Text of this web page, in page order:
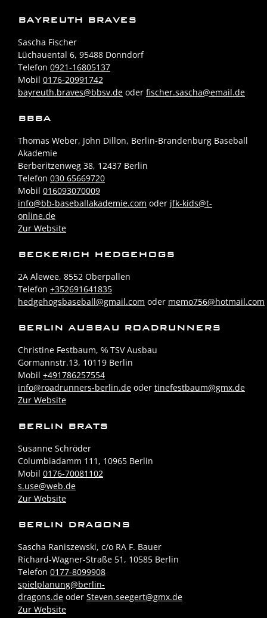
BAYREUTH BRAVES
Sascha Fischer
Lüchauental 6, 95488 Donndorf
Telefon 0921-16805137
Mobil 0176-20991742
bayreuth.braves@bbsv.de oder fischer.sascha@email.de
BBBA
Thomas Weber, John Dillon, Berlin-Brandenburg Baseball
Akademie
Berberitzenweg 38, 12437 Berlin
Telefon 030 65669720
Mobil 016093070009
info@bb-baseballakademie.com oder jfk-kids@t-
online.de
Zur Website
BECKERICH HEDGEHOGS
2A Alewee, 8552 Oberpallen
Telefon +352691641835
hedgehogsbaseball@gmail.com oder memo756@hotmail.com
BERLIN AUSBAU ROADRUNNERS
Christine Festbaum, ℅ TSV Ausbau
Gormannstr.13, 10119 Berlin
Mobil +491786257554
info@roadrunners-berlin.de oder tinefestbaum@gmx.de
Zur Website
BERLIN BRATS
Susanne Schröder
Columbiadamm 111, 10965 Berlin
Mobil 0176-70081102
s.use@web.de
Zur Website
BERLIN DRAGONS
Sascha Raniszewski, c/o RA F. Bauer
Richard-Wagner-Straße 51, 10585 Berlin
Telefon 0177-8099908
spielplanung@berlin-
dragons.de oder Steven.seegert@gmx.de
Zur Website